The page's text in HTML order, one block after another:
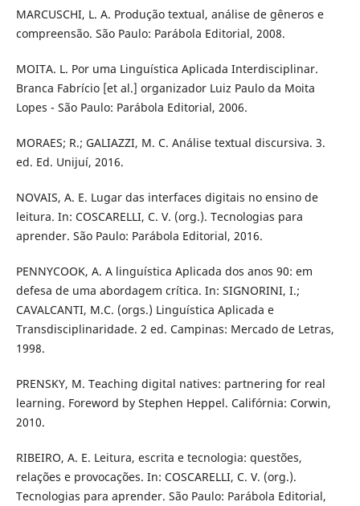
MARCUSCHI, L. A. Produção textual, análise de gêneros e
compreensão. São Paulo: Parábola Editorial, 2008.
MOITA. L. Por uma Linguística Aplicada Interdisciplinar.
Branca Fabrício [et al.] organizador Luiz Paulo da Moita
Lopes - São Paulo: Parábola Editorial, 2006.
MORAES; R.; GALIAZZI, M. C. Análise textual discursiva. 3.
ed. Ed. Unijuí, 2016.
NOVAIS, A. E. Lugar das interfaces digitais no ensino de
leitura. In: COSCARELLI, C. V. (org.). Tecnologias para
aprender. São Paulo: Parábola Editorial, 2016.
PENNYCOOK, A. A linguística Aplicada dos anos 90: em
defesa de uma abordagem crítica. In: SIGNORINI, I.;
CAVALCANTI, M.C. (orgs.) Linguística Aplicada e
Transdisciplinaridade. 2 ed. Campinas: Mercado de Letras,
1998.
PRENSKY, M. Teaching digital natives: partnering for real
learning. Foreword by Stephen Heppel. Califórnia: Corwin,
2010.
RIBEIRO, A. E. Leitura, escrita e tecnologia: questões,
relações e provocações. In: COSCARELLI, C. V. (org.).
Tecnologias para aprender. São Paulo: Parábola Editorial,